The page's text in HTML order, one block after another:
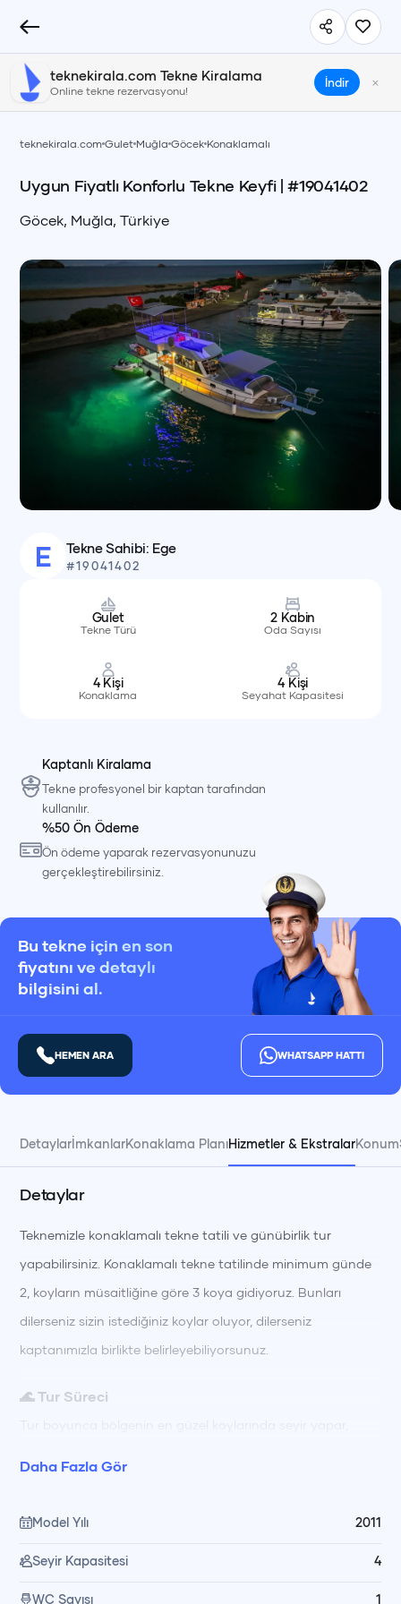
teknekirala.com Tekne Kiralama
Online tekne rezervasyonu!
İndir ×
teknekirala.com Gulet Muğla Göcek Konaklamalı
Uygun Fiyatlı Konforlu Tekne Keyfi| #19041402
Göcek, Muğla,Türkiye
E Tekne Sahibi: Ege
#19041402
Gulet
Tekne Türü
2 Kabin
Oda Sayısı
4 Kişi
Konaklama
4 Kişi
Seyahat Kapasitesi
Kaptanlı Kiralama
Tekne profesyonel bir kaptan tarafından
kullanılır.
%50 Ön Ödeme
Ön ödeme yaparak rezervasyonunuzu
gerçekleştirebilirsiniz.
Bu tekne için en son
fiyatını ve detaylı
bilgisini al.
HEMEN ARA WHATSAPP HATTI
DetaylarİmkanlarKonaklama PlanıHizmetler & EkstralarKonum
Detaylar
Teknemizle konaklamalı tekne tatili ve günübirlik tur
yapabilirsiniz. Konaklamalı tekne tatilinde minimum günde
2, koyların müsaitliğine göre 3 koya gidiyoruz. Bunları
dilerseniz sizin istediğiniz koylar oluyor, dilerseniz
kaptanımızla birlikte belirleyebiliyorsunuz.
🌊 Tur Süreci
edilir. Akşam saatlerinde gün batımı manzarası eşliğinde
keyifli vakit geçirir, gece denize girme ve yıldızları izleyerek
Daha Fazla Gör
Model Yılı 2011
Seyir Kapasitesi 4
WC Sayısı 1